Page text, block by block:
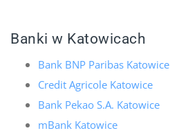
Banki w Katowicach
Bank BNP Paribas Katowice
Credit Agricole Katowice
Bank Pekao S.A. Katowice
mBank Katowice